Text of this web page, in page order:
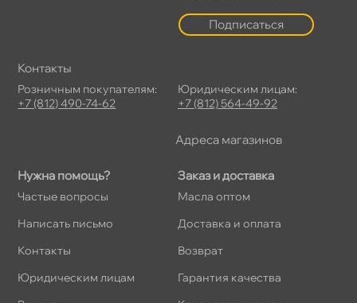
Нужна помощь?
Частые вопросы
Написать письмо
Контакты
Юридическим лицам
Заказ и доставка
Масла оптом
Доставка и оплата
озврат
Гарантия качества
Подписаться
Контакты
Розничным покупателям:
+7 (812) 490-74-62
Юридическим лицам:
+7 (812) 564-49-92
Адреса магазино